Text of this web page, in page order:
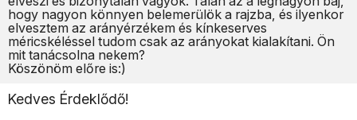
hogy nagyon könnyen belemerülök a rajzba, és ilyenkor
elvesztem az arányérzékem és kínkeserves
méricskéléssel tudom csak az arányokat kialakítani. Ön
mit tanácsolna nekem?
Köszönöm előre is:)
Kedves Érdeklődő!